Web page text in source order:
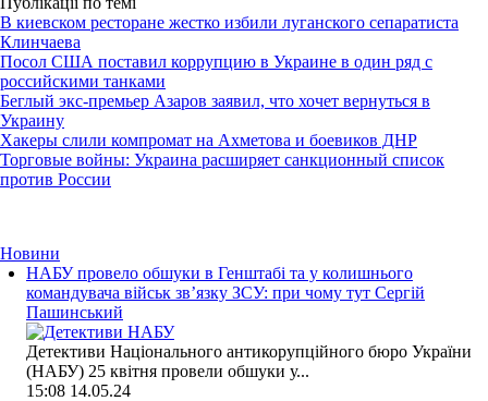
В киевском ресторане жестко избили луганского сепаратиста
Клинчаева
Посол США поставил коррупцию в Украине в один ряд с
российскими танками
Беглый экс-премьер Азаров заявил, что хочет вернуться в
Украину
Хакеры слили компромат на Ахметова и боевиков ДНР
Торговые войны: Украина расширяет санкционный список
против России
Новини
НАБУ провело обшуки в Генштабі та у колишнього
командувача військ зв’язку ЗСУ: при чому тут Сергій
Пашинський
Детективи Національного антикорупційного бюро України
(НАБУ) 25 квітня провели обшуки у...
15:08 14.05.24